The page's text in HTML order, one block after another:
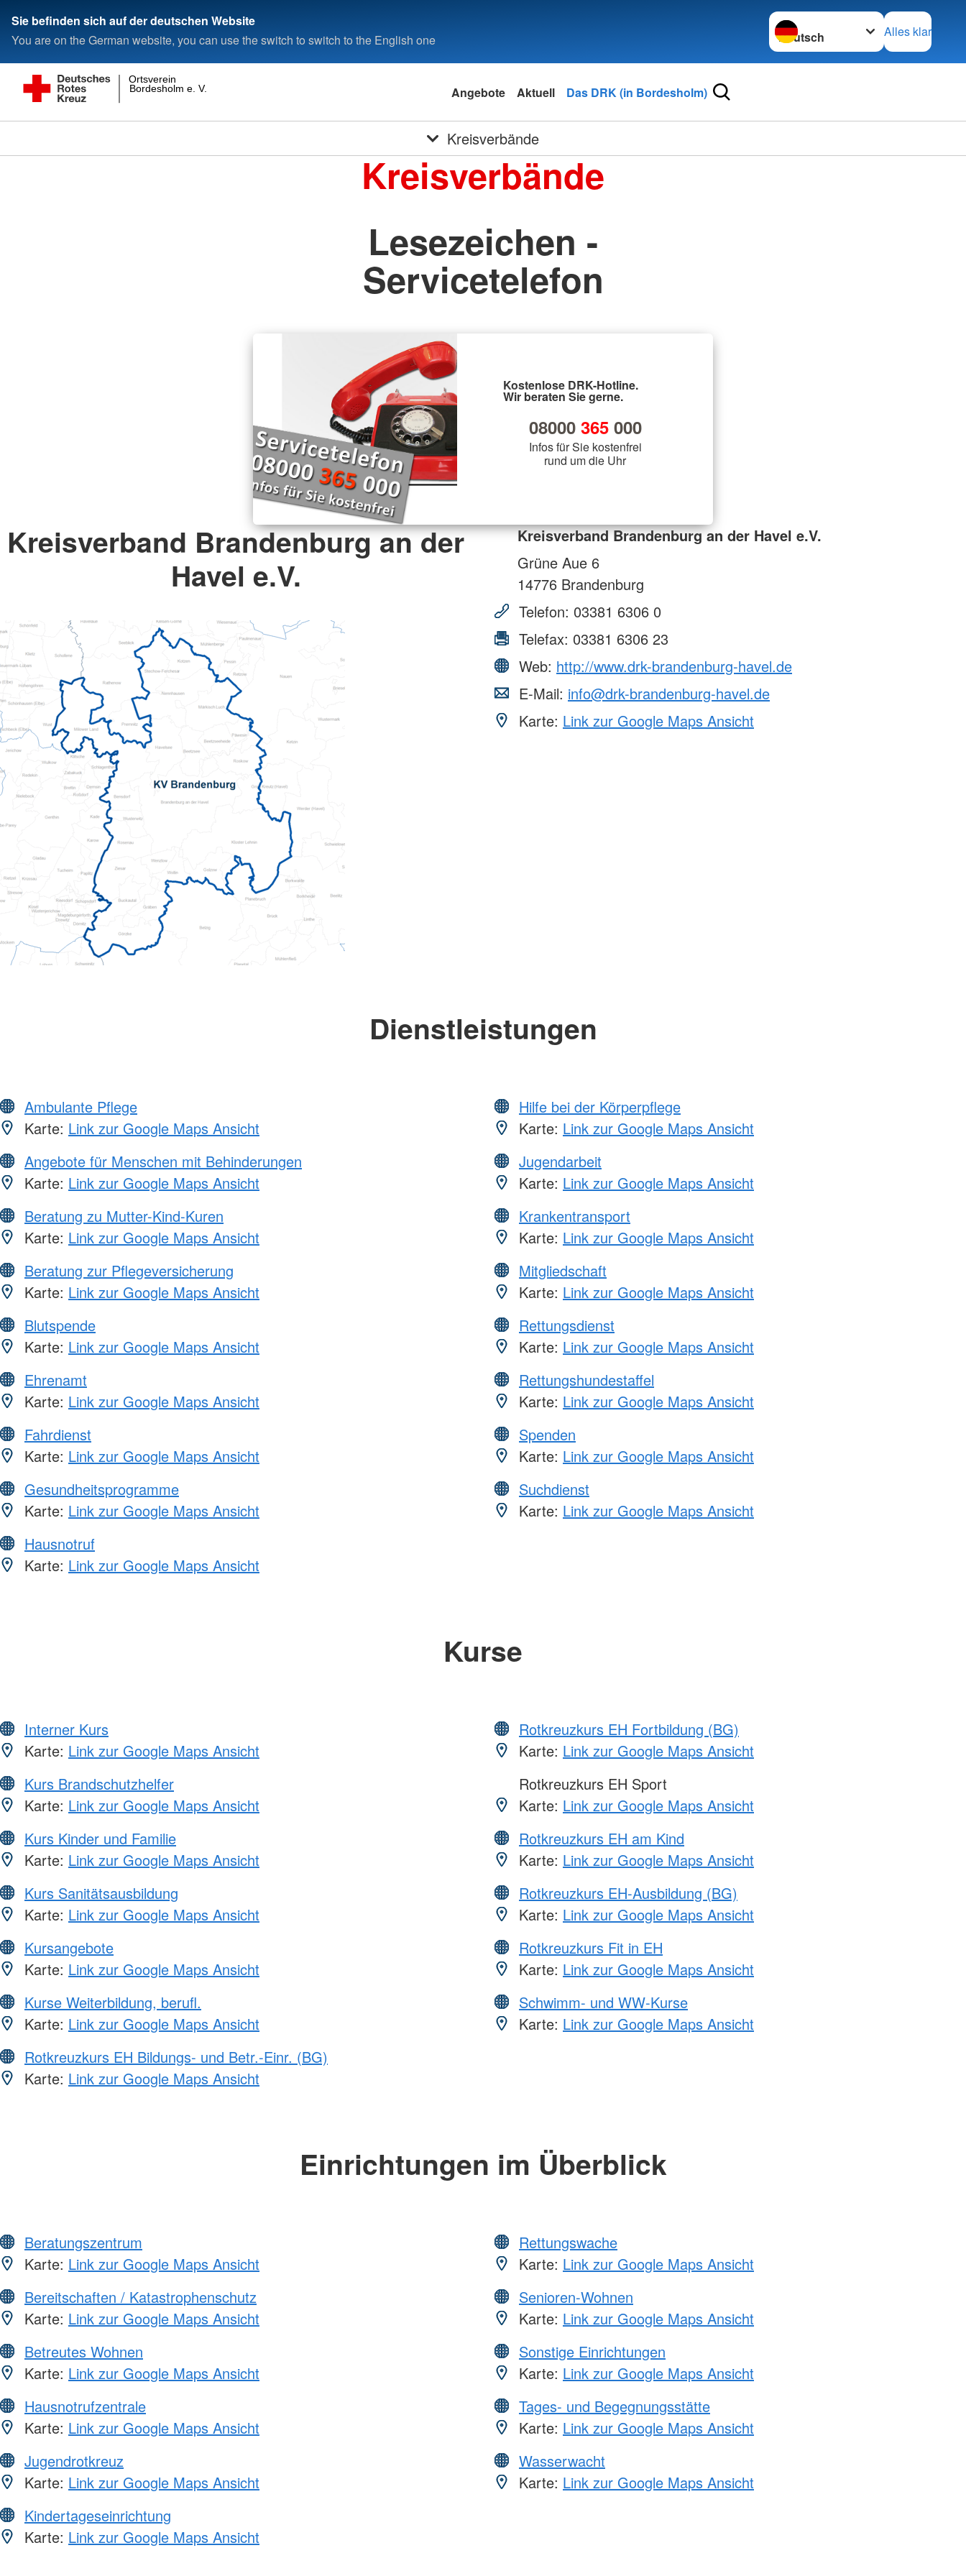
Sie befinden sich auf der deutschen Website
You are on the German website, you can use the switch to switch to the English one
Sprache wechseln zu
Alles klar
Bordesholm e. V.
Ortsverein
Angebote Aktuell Das DRK (in Bordesholm)
Kreisverbände
Kreisverbände
Lesezeichen -
Servicetelefon
Kostenlose DRK-Hotline.
Wir beraten Sie gerne.
08000 365000
Infos für Sie kostenfrei
rund um die Uhr
Kreisverband Brandenburg an der
Havel e.V.
Kreisverband Brandenburg an der Havel e.V.
Grüne Aue 6
14776 Brandenburg
Telefon: 03381 6306 0
Telefax: 03381 6306 23
Web: http://www.drk-brandenburg-havel.de
E-Mail: info@drk-brandenburg-havel.de
Karte: Link zur Google Maps Ansicht
Dienstleistungen
Ambulante Pflege
Karte: Link zur Google Maps Ansicht
Angebote für Menschen mit Behinderungen
Karte: Link zur Google Maps Ansicht
Beratung zu Mutter-Kind-Kuren
Karte: Link zur Google Maps Ansicht
Beratung zur Pflegeversicherung
Karte: Link zur Google Maps Ansicht
Blutspende
Karte: Link zur Google Maps Ansicht
Ehrenamt
Karte: Link zur Google Maps Ansicht
Fahrdienst
Karte: Link zur Google Maps Ansicht
Gesundheitsprogramme
Karte: Link zur Google Maps Ansicht
Hausnotruf
Karte: Link zur Google Maps Ansicht
Hilfe bei der Körperpflege
Karte: Link zur Google Maps Ansicht
Jugendarbeit
Karte: Link zur Google Maps Ansicht
Krankentransport
Karte: Link zur Google Maps Ansicht
Mitgliedschaft
Karte: Link zur Google Maps Ansicht
Rettungsdienst
Karte: Link zur Google Maps Ansicht
Rettungshundestaffel
Karte: Link zur Google Maps Ansicht
Spenden
Karte: Link zur Google Maps Ansicht
Suchdienst
Karte: Link zur Google Maps Ansicht
Kurse
Interner Kurs
Karte: Link zur Google Maps Ansicht
Kurs Brandschutzhelfer
Karte: Link zur Google Maps Ansicht
Kurs Kinder und Familie
Karte: Link zur Google Maps Ansicht
Kurs Sanitätsausbildung
Karte: Link zur Google Maps Ansicht
Kursangebote
Karte: Link zur Google Maps Ansicht
Kurse Weiterbildung, berufl.
Karte: Link zur Google Maps Ansicht
Rotkreuzkurs EH Bildungs- und Betr.-Einr. (BG)
Karte: Link zur Google Maps Ansicht
Rotkreuzkurs EH Fortbildung (BG)
Karte: Link zur Google Maps Ansicht
Rotkreuzkurs EH Sport
Karte: Link zur Google Maps Ansicht
Rotkreuzkurs EH am Kind
Karte: Link zur Google Maps Ansicht
Rotkreuzkurs EH-Ausbildung (BG)
Karte: Link zur Google Maps Ansicht
Rotkreuzkurs Fit in EH
Karte: Link zur Google Maps Ansicht
Schwimm- und WW-Kurse
Karte: Link zur Google Maps Ansicht
Einrichtungen im Überblick
Beratungszentrum
Karte: Link zur Google Maps Ansicht
Bereitschaften / Katastrophenschutz
Karte: Link zur Google Maps Ansicht
Betreutes Wohnen
Karte: Link zur Google Maps Ansicht
Hausnotrufzentrale
Karte: Link zur Google Maps Ansicht
Jugendrotkreuz
Karte: Link zur Google Maps Ansicht
Kindertageseinrichtung
Karte: Link zur Google Maps Ansicht
Rettungswache
Karte: Link zur Google Maps Ansicht
Senioren-Wohnen
Karte: Link zur Google Maps Ansicht
Sonstige Einrichtungen
Karte: Link zur Google Maps Ansicht
Tages- und Begegnungsstätte
Karte: Link zur Google Maps Ansicht
Wasserwacht
Karte: Link zur Google Maps Ansicht